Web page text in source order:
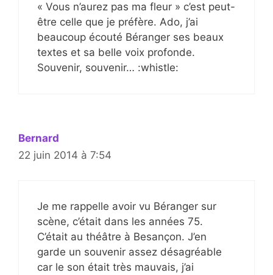
« Vous n’aurez pas ma fleur » c’est peut-
être celle que je préfère. Ado, j’ai
beaucoup écouté Béranger ses beaux
textes et sa belle voix profonde.
Souvenir, souvenir… :whistle:
Bernard
22 juin 2014 à 7:54
Je me rappelle avoir vu Béranger sur
scène, c’était dans les années 75.
C’était au théâtre à Besançon. J’en
garde un souvenir assez désagréable
car le son était très mauvais, j’ai